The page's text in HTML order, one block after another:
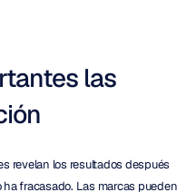
las
revelan los resultados después
fracasado. Las marcas pueden